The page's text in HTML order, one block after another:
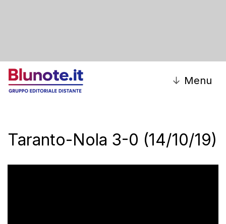
↓ Menu
Taranto-Nola 3-0 (14/10/19)